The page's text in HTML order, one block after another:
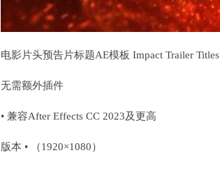
电影片头预告片标题AE模板 Impact Trailer Titles
无需额外插件
• 兼容After Effects CC 2023及更高
版本 • （1920×1080）